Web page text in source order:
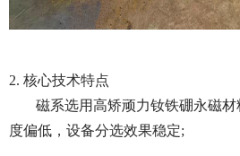
2. 核心技术特点
磁系选用高矫顽力钕铁硼永磁
度偏低，设备分选效果稳定;